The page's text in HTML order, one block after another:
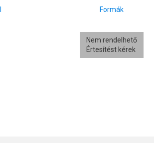
Formák
Nem rendelhető
Értesítést kérek